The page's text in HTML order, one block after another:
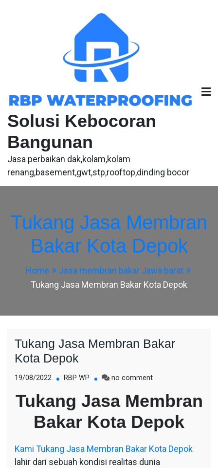
Solusi Kebocoran
Bangunan
Jasa perbaikan dak,kolam,kolam
renang,basement,gwt,stp,rooftop,dinding bocor
Tukang Jasa Membran
Bakar Kota Depok
Home
Jasa membran bakar Jawa barat
Tukang Jasa Membran Bakar Kota Depok
Tukang Jasa Membran Bakar
Kota Depok
19/08/2022 RBP WP no commenton
Jasa
Membran
Bakar
Kota
Tukang Jasa Membran
Bakar Kota Depok
Kami Tukang Jasa Membran Bakar Kota Depok
lahir dari sebuah kondisi realitas dunia